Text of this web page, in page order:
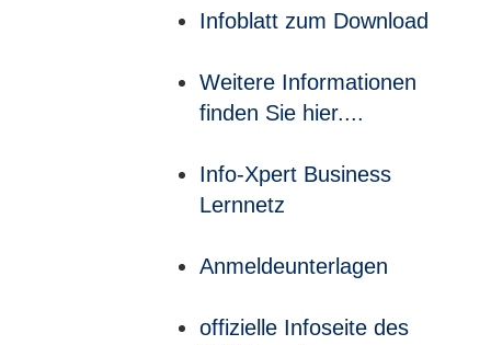
Infoblatt zum Download
Weitere Informationen
finden Sie hier....
Info-Xpert Business
Lernnetz
Anmeldeunterlagen
offizielle Infoseite des